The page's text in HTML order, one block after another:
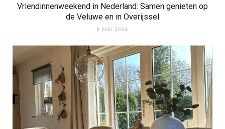
Vriendinnenweekend in Nederland: Samen genieten op
de Veluwe en in Overijssel
8 MEI 2026